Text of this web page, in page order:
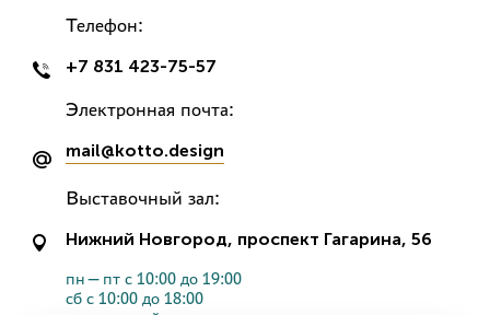
Телефон:
+7 831 423-75-57
Электронная почта:
mail@kotto.design
Выставочный зал:
Нижний Новгород, проспект Гагарина, 56
пн—пт с 10:00 до 19:00
сб с 10:00 до 18:00